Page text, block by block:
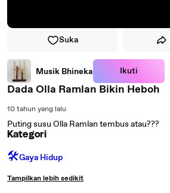
Suka
Musik Bhineka Ikuti
Dada Olla Ramlan Bikin Heboh
10 tahun yang lalu
Puting susu Olla Ramlan tembus atau???
Kategori
🛠️Gaya Hidup
Tampilkan lebih sedikit